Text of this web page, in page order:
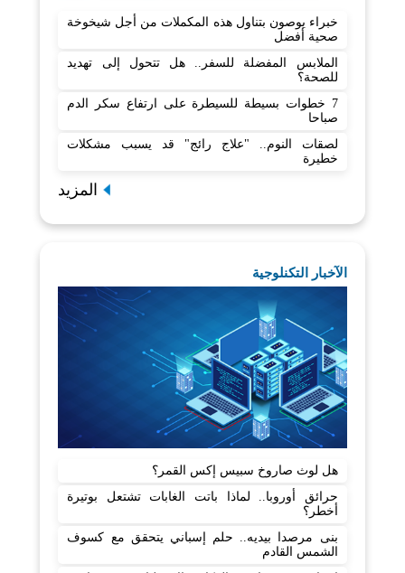
خبراء يوصون بتناول هذه المكملات من أجل شيخوخة
صحية أفضل
الملابس المفضلة للسفر.. هل تتحول إلى تهديد
للصحة؟
7 خطوات بسيطة للسيطرة على ارتفاع سكر الدم
صباحا
لصقات النوم.. "علاج رائج" قد يسبب مشكلات
خطيرة
المزيد
الآخبار التكنلوجية
هل لوث صاروخ سبيس إكس القمر؟
حرائق أوروبا.. لماذا باتت الغابات تشتعل بوتيرة
أخطر؟
بنى مرصدا بيديه.. حلم إسباني يتحقق مع كسوف
الشمس القادم